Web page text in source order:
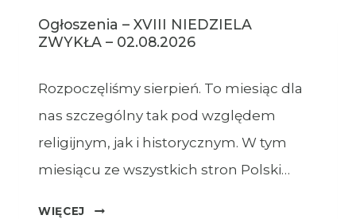
Ogłoszenia – XVIII NIEDZIELA
ZWYKŁA – 02.08.2026
Rozpoczęliśmy sierpień. To miesiąc dla
nas szczególny tak pod względem
religijnym, jak i historycznym. W tym
miesiącu ze wszystkich stron Polski…
WIĘCEJ
OGŁOSZENIA